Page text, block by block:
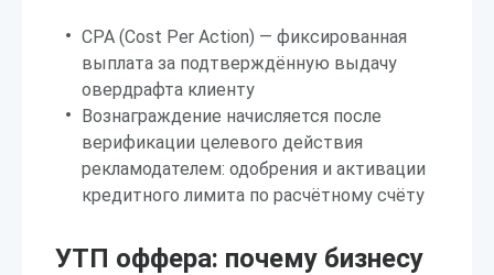
CPA (Cost Per Action) — фиксированная
выплата за подтверждённую выдачу
овердрафта клиенту
Вознаграждение начисляется после
верификации целевого действия
рекламодателем: одобрения и активации
кредитного лимита по расчётному счёту
УТП оффера: почему бизнесу